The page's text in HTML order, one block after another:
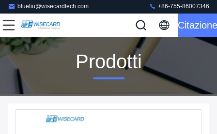
blueliu@wisecardtech.com +86-755-86007346
Citazione
Prodotti